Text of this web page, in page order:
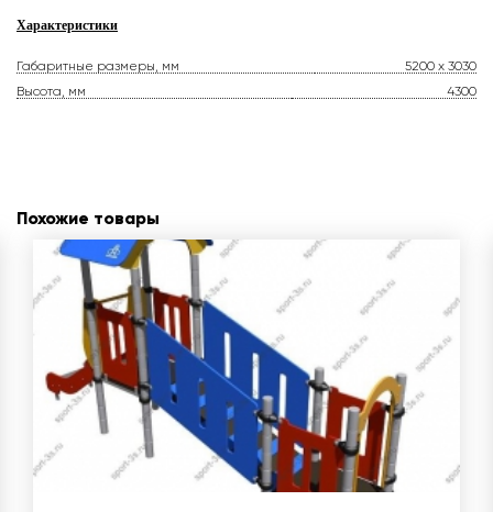
Характеристики
Габаритные размеры, мм
5200 x 3030
Высота, мм
4300
Похожие товары